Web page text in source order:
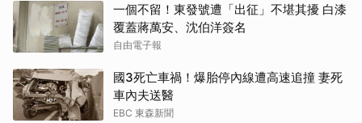
軍購機密封存30年
不防彈的軍用防彈衣
行車紀錄器
用淘寶貨310/台
賣陸軍2300/台
小吃店標快篩16.5億
一個不留！東發號遭「出征」不堪其擾 白漆
覆蓋蔣萬安、沈伯洋簽名
自由電子報
國3死亡車禍！爆胎停內線遭高速追撞 妻死
車內夫送醫
EBC 東森新聞